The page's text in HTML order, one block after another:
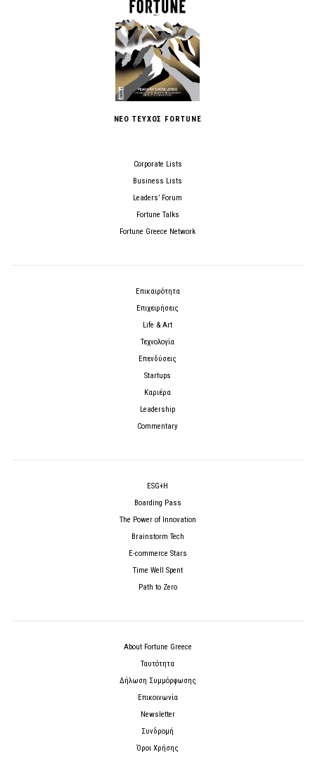
ΝΕΟ ΤΕΥΧΟΣ FORTUNE
Corporate Lists
Business Lists
Leaders’ Forum
Fortune Talks
Fortune Greece Network
Επικαιρότητα
Επιχειρήσεις
Life & Art
Τεχνολογία
Επενδύσεις
Startups
Καριέρα
Leadership
Commentary
ESG+H
Boarding Pass
The Power of Innovation
Brainstorm Tech
E-commerce Stars
Time Well Spent
Path to Zero
About Fortune Greece
Ταυτότητα
Δήλωση Συμμόρφωσης
Επικοινωνία
Newsletter
Συνδρομή
Όροι Χρήσης